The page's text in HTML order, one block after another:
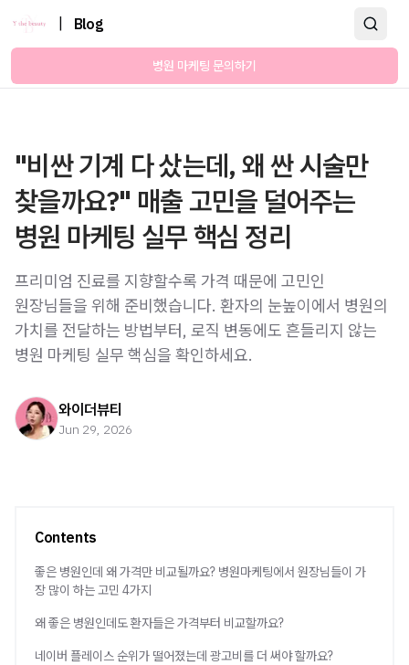
Blog
병원 마케팅 문의하기
"비싼 기계 다 샀는데, 왜 싼 시술만
찾을까요?" 매출 고민을 덜어주는
병원 마케팅 실무 핵심 정리
프리미엄 진료를 지향할수록 가격 때문에 고민인
원장님들을 위해 준비했습니다. 환자의 눈높이에서 병원의
가치를 전달하는 방법부터, 로직 변동에도 흔들리지 않는
병원 마케팅 실무 핵심을 확인하세요.
와이더뷰티
Jun 29, 2026
Contents
좋은 병원인데 왜 가격만 비교될까요? 병원마케팅에서 원장님들이 가
장 많이 하는 고민 4가지
왜 좋은 병원인데도 환자들은 가격부터 비교할까요?
네이버 플레이스 순위가 떨어졌는데 광고비를 더 써야 할까요?